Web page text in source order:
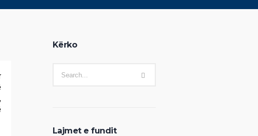
Kërko
Lajmet e fundit